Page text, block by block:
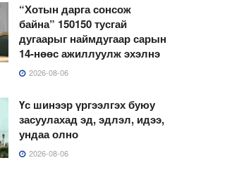
“Хотын дарга сонсож
байна” 150150 тусгай
дугаарыг наймдугаар сарын
14-нөөс ажиллуулж эхэлнэ
2026-08-06
Үс шинээр үргээлгэх буюу
засуулахад эд, эдлэл, идээ,
ундаа олно
2026-08-06